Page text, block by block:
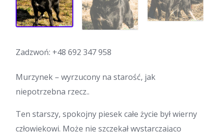
Zadzwoń: +48 692 347 958
Murzynek – wyrzucony na starość, jak
niepotrzebna rzecz..
Ten starszy, spokojny piesek całe życie był wierny
człowiekowi. Może nie szczekał wystarczająco